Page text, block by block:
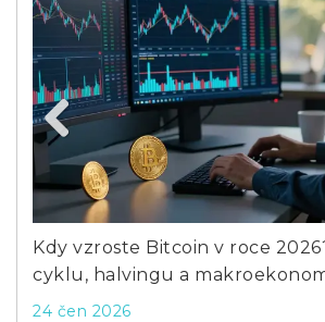
Kdo vydává ETF a jak funguje
vydávání
13 lis 2025
Previous